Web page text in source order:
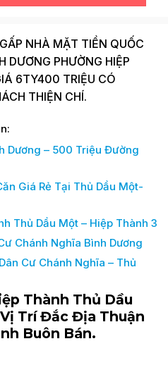
NHÀ MẶT TIỀN QUỐC
DƯƠNG PHƯỜNG HIỆP
6TY400 TRIỆU CÓ
THIỆN CHÍ.
Dương – 500 Triệu Đường
Giá Rẻ Tại Thủ Dầu Một-
Thủ Dầu Một – Hiệp Thành 3
Chánh Nghĩa Bình Dương
Cư Chánh Nghĩa – Thủ
Thành Thủ Dầu
Trí Đắc Địa Thuận
Buôn Bán.